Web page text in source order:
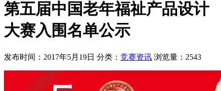
第五届中国老年福祉产品设计
大赛入围名单公示
发布时间：2017年5月19日 分类： 竞赛资讯 浏览量：2543